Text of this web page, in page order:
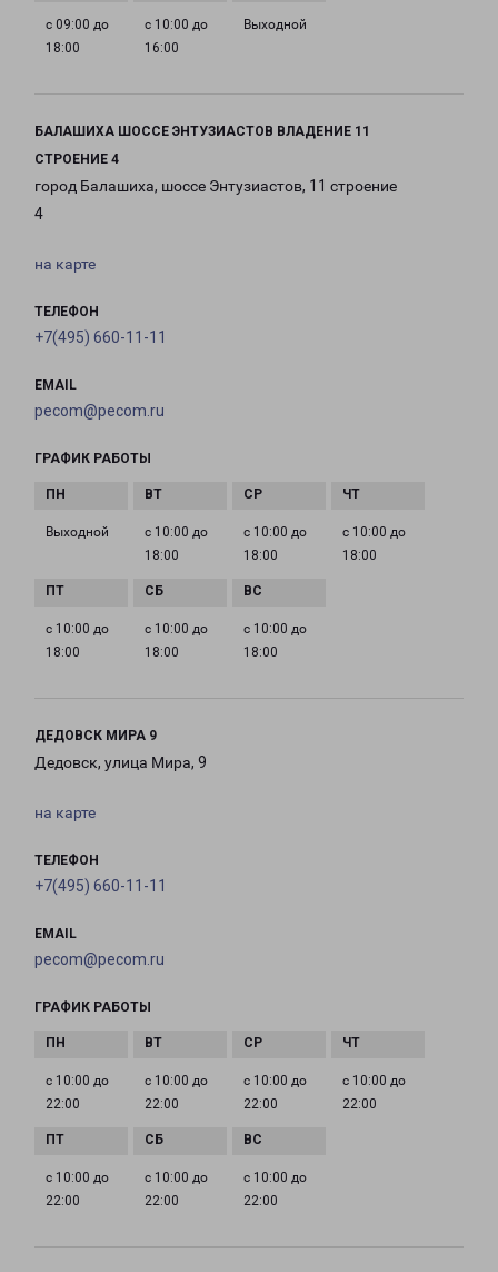
с 09:00 до
18:00
с 10:00 до
16:00
Выходной
БАЛАШИХА ШОССЕ ЭНТУЗИАСТОВ ВЛАДЕНИЕ 11
СТРОЕНИЕ 4
город Балашиха, шоссе Энтузиастов, 11 строение
4
на карте
ТЕЛЕФОН
+7(495) 660-11-11
EMAIL
pecom@pecom.ru
ГРАФИК РАБОТЫ
Выходной
с 10:00 до
18:00
с 10:00 до
18:00
с 10:00 до
18:00
с 10:00 до
18:00
с 10:00 до
18:00
с 10:00 до
18:00
ДЕДОВСК МИРА 9
Дедовск, улица Мира, 9
на карте
ТЕЛЕФОН
+7(495) 660-11-11
EMAIL
pecom@pecom.ru
ГРАФИК РАБОТЫ
с 10:00 до
22:00
с 10:00 до
22:00
с 10:00 до
22:00
с 10:00 до
22:00
с 10:00 до
22:00
с 10:00 до
22:00
с 10:00 до
22:00